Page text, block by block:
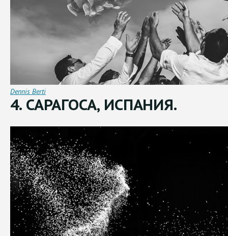
Dennis Berti
4. САРАГОСА, ИСПАНИЯ.